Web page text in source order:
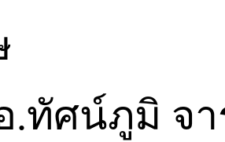
.ทัศน์ภูมิ จ